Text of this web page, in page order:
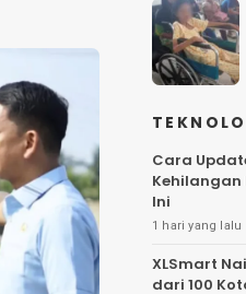
Cara
Kehilangan
Ini
1 hari yang lalu
XLSmart
dari 100